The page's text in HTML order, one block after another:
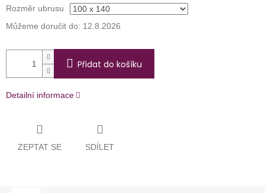
Rozměr ubrusu
Můžeme doručit do: 12.8.2026
Přidat do košíku
Detailní informace
ZEPTAT SE SDÍLET